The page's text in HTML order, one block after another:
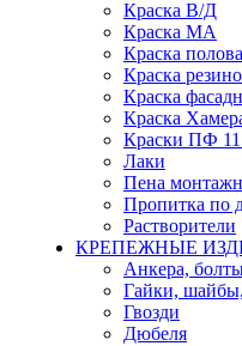
Краска В/Д
Краска МА
Краска
Краска
Краска
Краска
Краски ПФ
Лаки
Пена
Пропитка по
Растворители
КРЕПЕЖНЫЕ
Анкера,
Гайки,
Гвозди
Дюбеля